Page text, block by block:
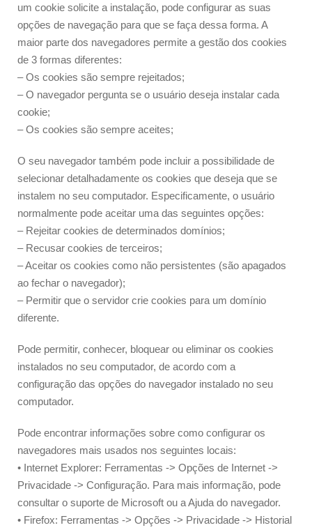
um cookie solicite a instalação, pode configurar as suas
opções de navegação para que se faça dessa forma. A
maior parte dos navegadores permite a gestão dos cookies
de 3 formas diferentes:
– Os cookies são sempre rejeitados;
– O navegador pergunta se o usuário deseja instalar cada
cookie;
– Os cookies são sempre aceites;
O seu navegador também pode incluir a possibilidade de
selecionar detalhadamente os cookies que deseja que se
instalem no seu computador. Especificamente, o usuário
normalmente pode aceitar uma das seguintes opções:
– Rejeitar cookies de determinados domínios;
– Recusar cookies de terceiros;
– Aceitar os cookies como não persistentes (são apagados
ao fechar o navegador);
– Permitir que o servidor crie cookies para um domínio
diferente.
Pode permitir, conhecer, bloquear ou eliminar os cookies
instalados no seu computador, de acordo com a
configuração das opções do navegador instalado no seu
computador.
Pode encontrar informações sobre como configurar os
navegadores mais usados nos seguintes locais:
• Internet Explorer: Ferramentas -> Opções de Internet ->
Privacidade -> Configuração. Para mais informação, pode
consultar o suporte de Microsoft ou a Ajuda do navegador.
• Firefox: Ferramentas -> Opções -> Privacidade -> Historial